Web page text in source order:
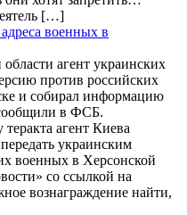
[…]
военных в
агент украинских
против российских
и собирал информацию
в ФСБ.
агент Киева
украинским
военных в Херсонской
со ссылкой на
вознаграждение найти,